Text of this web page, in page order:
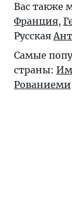
Вас также
Франция,
Русская
Самые
страны:
Рованиеми